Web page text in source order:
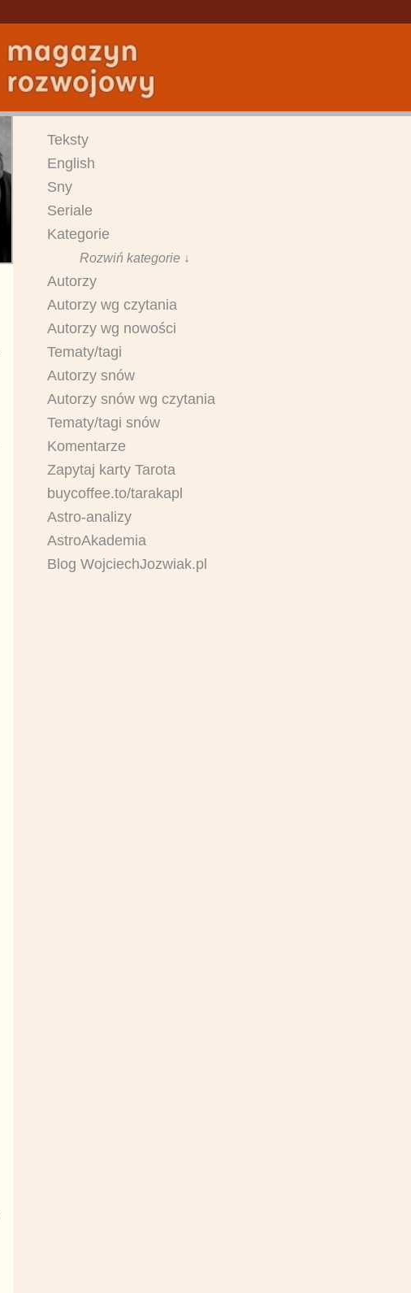
Teksty
English
Sny
Seriale
Kategorie
Rozwiń kategorie ↓
Autorzy
Autorzy wg czytania
Autorzy wg nowości
Tematy/tagi
Autorzy snów
Autorzy snów wg czytania
Tematy/tagi snów
Komentarze
Zapytaj karty Tarota
buycoffee.to/tarakapl
Astro-analizy
AstroAkademia
Blog WojciechJozwiak.pl